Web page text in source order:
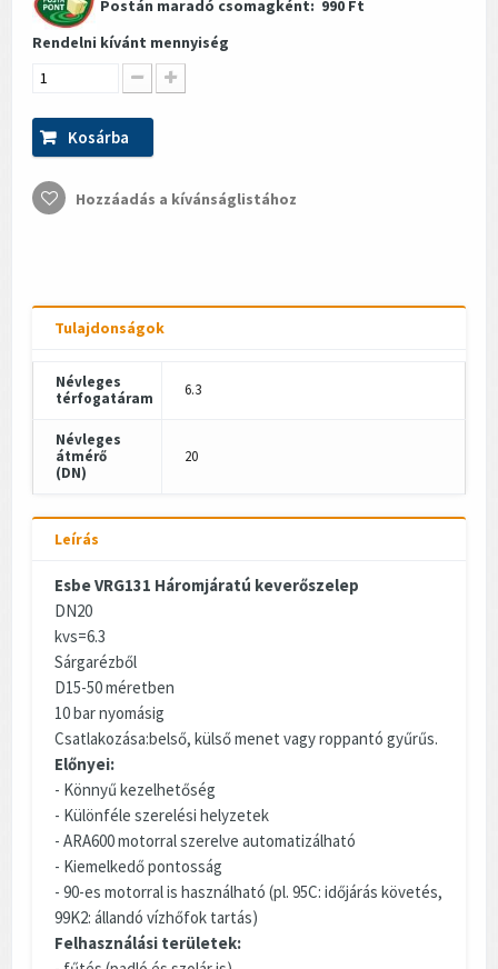
Postán maradó csomagként: 990 Ft
Rendelni kívánt mennyiség
Kosárba
Hozzáadás a kívánságlistához
Tulajdonságok
Névleges
térfogatáram
6.3
Névleges
átmérő
(DN)
20
Leírás
Esbe VRG131 Háromjáratú keverőszelep
DN20
kvs=6.3
Sárgarézből
D15-50 méretben
10 bar nyomásig
Csatlakozása:belső, külső menet vagy roppantó gyűrűs.
Előnyei:
- Könnyű kezelhetőség
- Különféle szerelési helyzetek
- ARA600 motorral szerelve automatizálható
- Kiemelkedő pontosság
- 90-es motorral is használható (pl. 95C: időjárás követés,
99K2: állandó vízhőfok tartás)
Felhasználási területek: